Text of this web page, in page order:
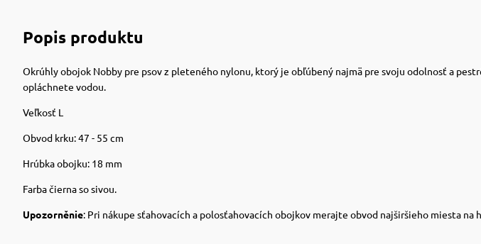
Popis produktu
Okrúhly obojok Nobby pre psov z pleteného nylonu, ktorý je obľúbený najmä pre svoju odolnosť a
opláchnete vodou.
Veľkosť L
Obvod krku: 47 - 55 cm
Hrúbka obojku: 18 mm
Farba čierna so sivou.
Upozorněnie: Pri nákupe sťahovacích a polosťahovacích obojkov merajte obvod najširšieho miesta na